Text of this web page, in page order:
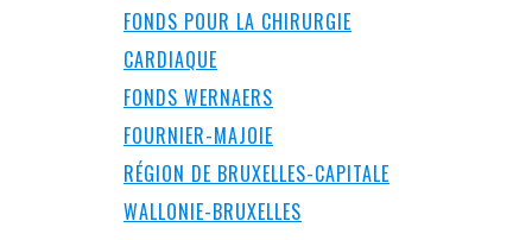
FONDS POUR LA CHIRURGIE
CARDIAQUE
FONDS WERNAERS
FOURNIER-MAJOIE
RÉGION DE BRUXELLES-CAPITALE
WALLONIE-BRUXELLES